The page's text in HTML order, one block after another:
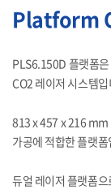
Platform
PLS6.150D 플랫폼
CO2 레이저 시스템
813 x 457 x 216 mm
가공에 적합한 플랫
듀얼 레이저 플랫폼